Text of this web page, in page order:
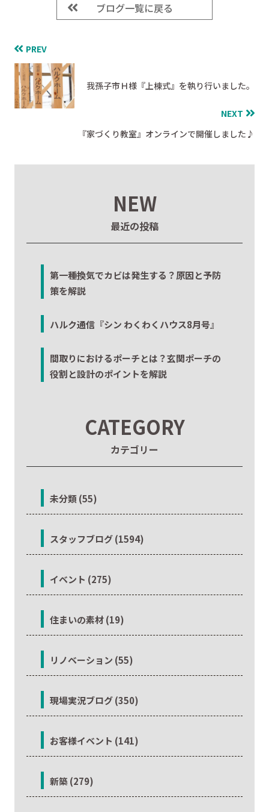
ブログ一覧に戻る
PREV
我孫子市Ｈ様『上棟式』を執り行いました。
NEXT
『家づくり教室』オンラインで開催しました♪
NEW
最近の投稿
第一種換気でカビは発生する？原因と予防
策を解説
ハルク通信『シン わくわくハウス8月号』
間取りにおけるポーチとは？玄関ポーチの
役割と設計のポイントを解説
CATEGORY
カテゴリー
未分類 (55)
スタッフブログ (1594)
イベント (275)
住まいの素材 (19)
リノベーション (55)
現場実況ブログ (350)
お客様イベント (141)
新築 (279)